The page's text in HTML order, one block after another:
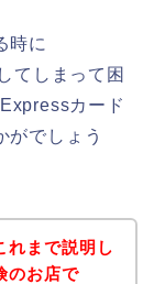
時に
てしまって困
カード
がでしょう
れまで説明し
のお店で